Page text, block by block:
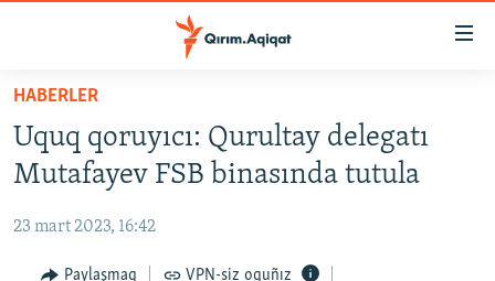
Esas
qaytmaq
Baş
navigatsiyağa
qaytmaq
SİYASET
İQTİSADİYAT
CEMİYET
MEDENİYET
HABERLER
Uquq qoruyıcı: Qurultay delegatı
Mutafayev FSB binasında tutula
23 mart 2023, 16:42
Paylaşmaq VPN-siz oquñız